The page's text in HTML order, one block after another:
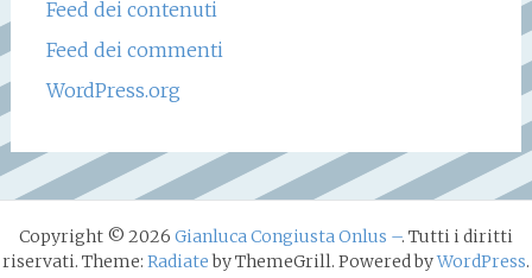
Feed dei contenuti
Feed dei commenti
WordPress.org
Copyright © 2026 Gianluca Congiusta Onlus –. Tutti i diritti
riservati. Theme: Radiateby ThemeGrill. Powered byWordPress.